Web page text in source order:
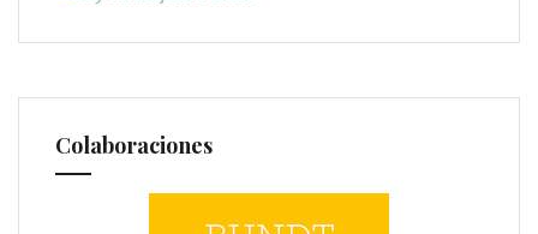
Colaboraciones